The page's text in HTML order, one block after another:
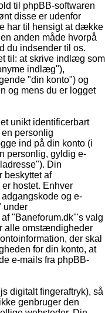
til phpBB-softwaren
disse er udenfor
har til hensigt at dække
anden måde hvorpå
du indsender til os.
til: at skrive indlæg som
indlæg"),
"din konto") og
og mens du er logget
unikt identificerbart
personlig
ind på din konto (i
personlig, gyldig e-
Din
beskyttet af
hostet. Enhver
og e-
under
"Baneforum.dk"'s valg
alle omstændigheder
der skal
for din konto, at
e-mails fra phpBB-
digitalt fingeraftryk), så
genbruger den